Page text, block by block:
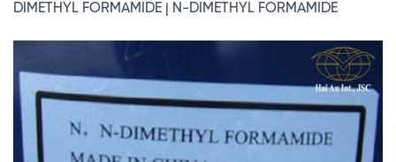
DIMETHYL FORMAMIDE | N-DIMETHYL FORMAMIDE